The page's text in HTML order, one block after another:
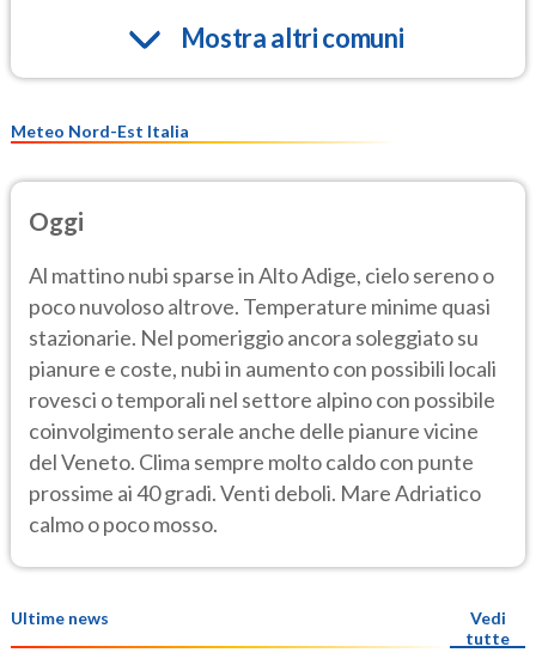
Mostra altri comuni
Meteo Nord-Est Italia
Oggi
Al mattino nubi sparse in Alto Adige, cielo sereno o
poco nuvoloso altrove. Temperature minime quasi
stazionarie. Nel pomeriggio ancora soleggiato su
pianure e coste, nubi in aumento con possibili locali
rovesci o temporali nel settore alpino con possibile
coinvolgimento serale anche delle pianure vicine
del Veneto. Clima sempre molto caldo con punte
prossime ai 40 gradi. Venti deboli. Mare Adriatico
calmo o poco mosso.
Ultime news
Vedi
tutte